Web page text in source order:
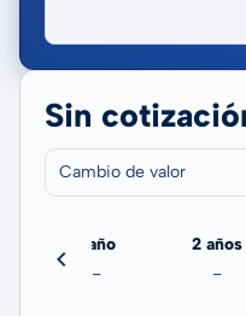
Sin
Cambio de valor
1 año
-
2 años
-